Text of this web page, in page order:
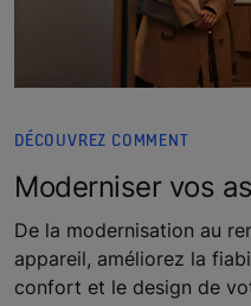
DÉCOUVREZ COMMENT
Moderniser vos
De la modernisation au
appareil, améliorez la
confort et le design de